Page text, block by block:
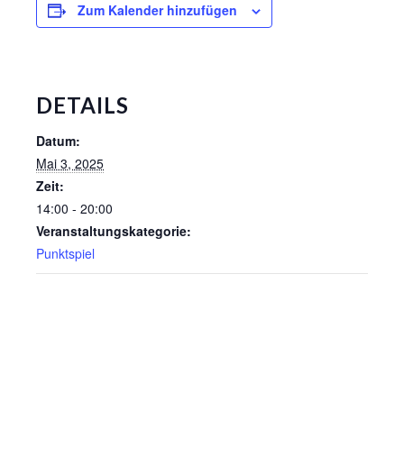
Zum Kalender hinzufügen
DETAILS
Datum:
Mai 3, 2025
Zeit:
14:00 - 20:00
Veranstaltungskategorie:
Punktspiel